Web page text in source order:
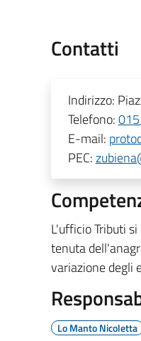
Contatti
Indirizzo:
Telefono:
E-mail:
PEC:
L'ufficio Tributi
tenuta
variazione degli
Lo Manto Nicoletta